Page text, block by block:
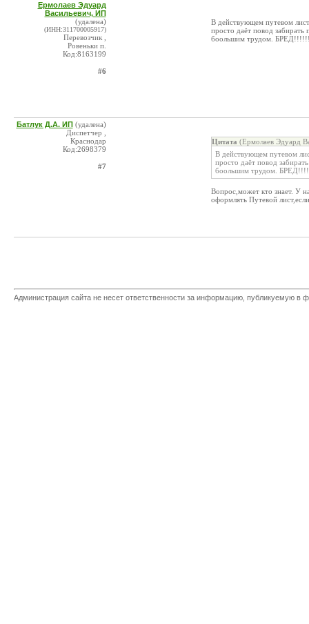
Ермолаев Эдуард
Васильевич, ИП
(удалена)
(ИНН:311700005917)
Перевозчик ,
Ровеньки п.
Код:8163199
#6
В действующем путевом
просто даёт повод забирать
боольшим трудом.
Батлук Д.А. ИП (удалена)
Диспетчер ,
Краснодар
Код:2698379
#7
Цитата (Ермолаев Эдуард
В действующем путевом
просто даёт повод
боольшим трудом.
Вопрос,может кто знает. У
оформлять Путевой
Администрация сайта не несет ответственности за информацию, публикуемую